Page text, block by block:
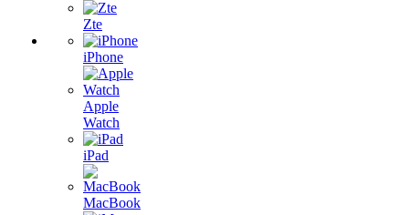
Zte
iPhone
Apple
Watch
iPad
MacBook